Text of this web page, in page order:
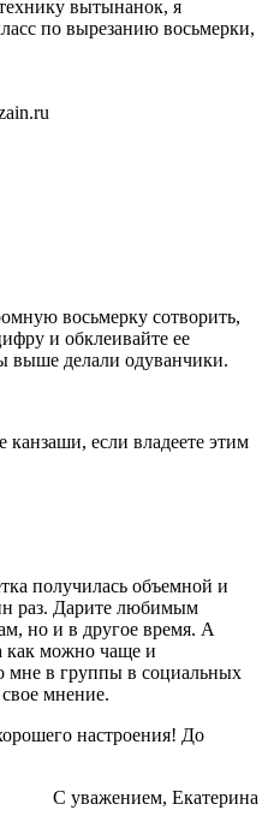
вытынанок, я
по вырезанию восьмерки,
восьмерку сотворить,
и обклеивайте ее
выше делали одуванчики.
канзаши, если владеете этим
получилась объемной и
раз. Дарите любимым
но и в другое время. А
как можно чаще и
мне в группы в социальных
мнение.
настроения! До
С уважением, Екатерина